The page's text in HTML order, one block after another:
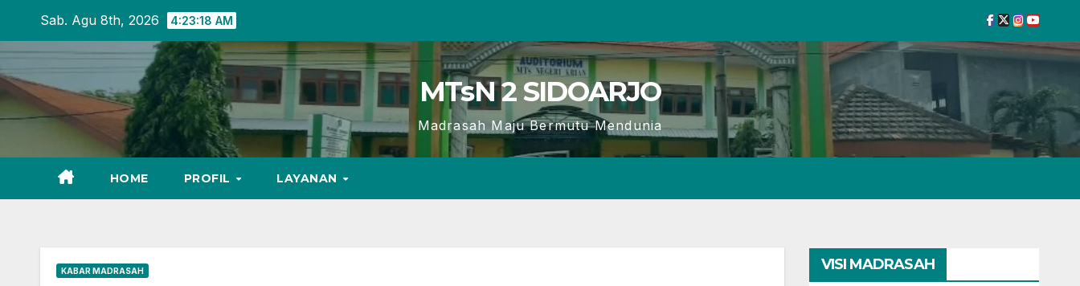
Sab. Agu 8th, 2026 4:23:19 AM
MTsN 2 SIDOARJO
Madrasah Maju Bermutu Mendunia
HOME PROFIL LAYANAN
KABAR MADRASAH VISI MADRASAH